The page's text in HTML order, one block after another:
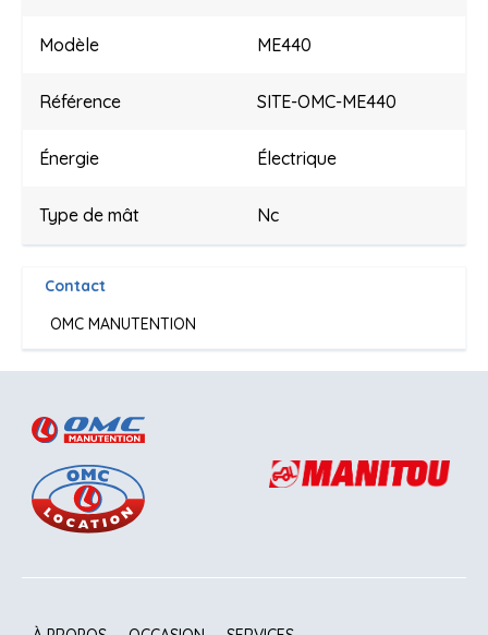
Modèle ME440
Référence SITE-OMC-ME440
Énergie Électrique
Type de mât Nc
Contact
OMC MANUTENTION